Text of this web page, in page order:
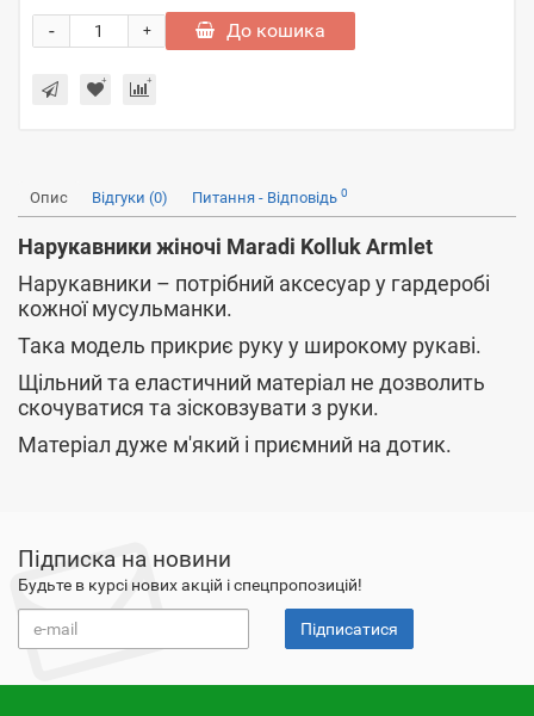
+
- До кошика
Опис Відгуки (0) Питання - Відповідь 0
Нарукавники жіночі Maradi Kolluk Armlet
Нарукавники – потрібний аксесуар у гардеробі
кожної мусульманки.
Така модель прикриє руку у широкому рукаві.
Щільний та еластичний матеріал не дозволить
скочуватися та зісковзувати з руки.
Матеріал дуже м'який і приємний на дотик.
Підписка на новини
Будьте в курсі нових акцій і спецпропозицій!
Підписатися